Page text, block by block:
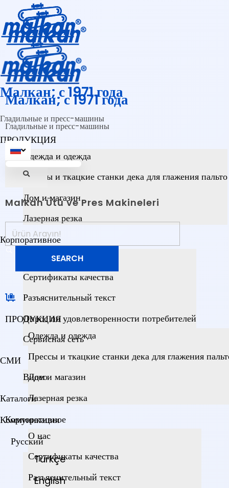
Малкан; с 1971 года
Гладильные и пресс-машины
ПРОДУКЦИЯ
Одежда и одежда
Прессы и ткацкие станки дека для глажения пальто
Дом и магазин
Лазерная резка
Корпоративное
Сертификаты качества
Разъяснительный текст
Опрос по удовлетворенности потребителей
Сервисная сеть
СМИ
Видео
Каталоги
Коммуникация
Русский
Türkçe
English
Малкан; с 1971 года
Гладильные и пресс-машины
Malkan Ütü ve Pres Makineleri
ПРОДУКЦИЯ
Одежда и одежда
Прессы и ткацкие станки дека для глажения
Дом и магазин
Лазерная резка
Корпоративное
О нас
Сертификаты качества
Разъяснительный текст